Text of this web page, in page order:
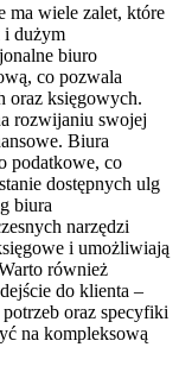
ma wiele zalet, które
i dużym
biuro
co pozwala
oraz księgowych.
rozwijaniu swojej
Biura
podatkowe, co
dostępnych ulg
biura
narzędzi
i umożliwiają
również
do klienta –
oraz specyfiki
na kompleksową